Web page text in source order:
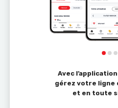
Avec
gérez votre ligne
et en toute